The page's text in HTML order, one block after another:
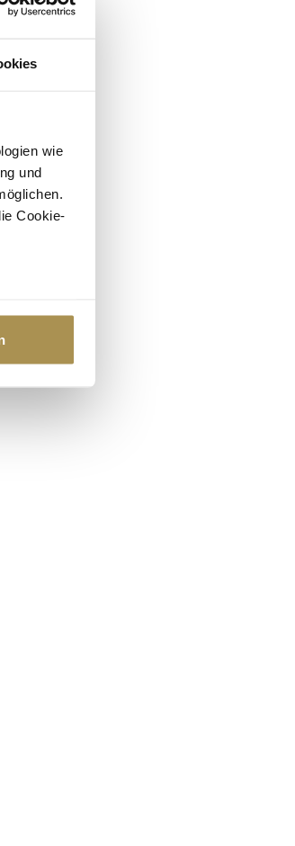
wie
und
Cookie-
können